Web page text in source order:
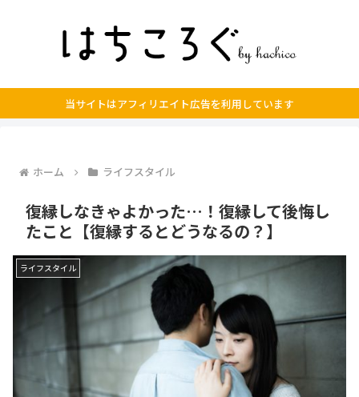
当サイトはアフィリエイト広告を利用しています
ホーム ライフスタイル
復縁しなきゃよかった…！復縁して後悔し
たこと【復縁するとどうなるの？】
ライフスタイル